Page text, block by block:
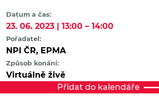
Datum a čas:
23. 06. 2023 | 13:00 – 14:00
Pořadatel:
NPI ČR, EPMA
Způsob konání:
Virtuálně živě
Přidat do kalendáře